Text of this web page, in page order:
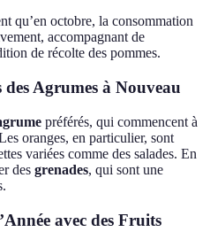
qu’en octobre, la consommation
accompagnant de
de récolte des pommes.
Agrumes à Nouveau
préférés, qui commencent à
oranges, en particulier, sont
variées comme des salades. En
des grenades, qui sont une
avec des Fruits